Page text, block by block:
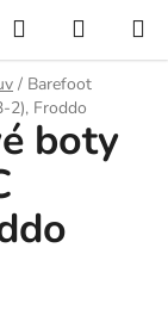
Hledat
KOŠÍK
/ Barefoot
2), Froddo
boty